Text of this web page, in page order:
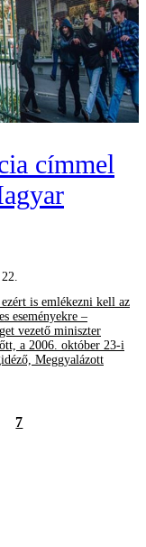
címmel
is emlékezni kell az
eseményekre –
vezető miniszter
a 2006. október 23-i
Meggyalázott
7